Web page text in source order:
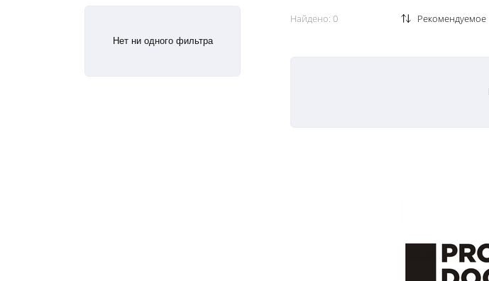
Нет ни одного фильтра
Найдено: 0